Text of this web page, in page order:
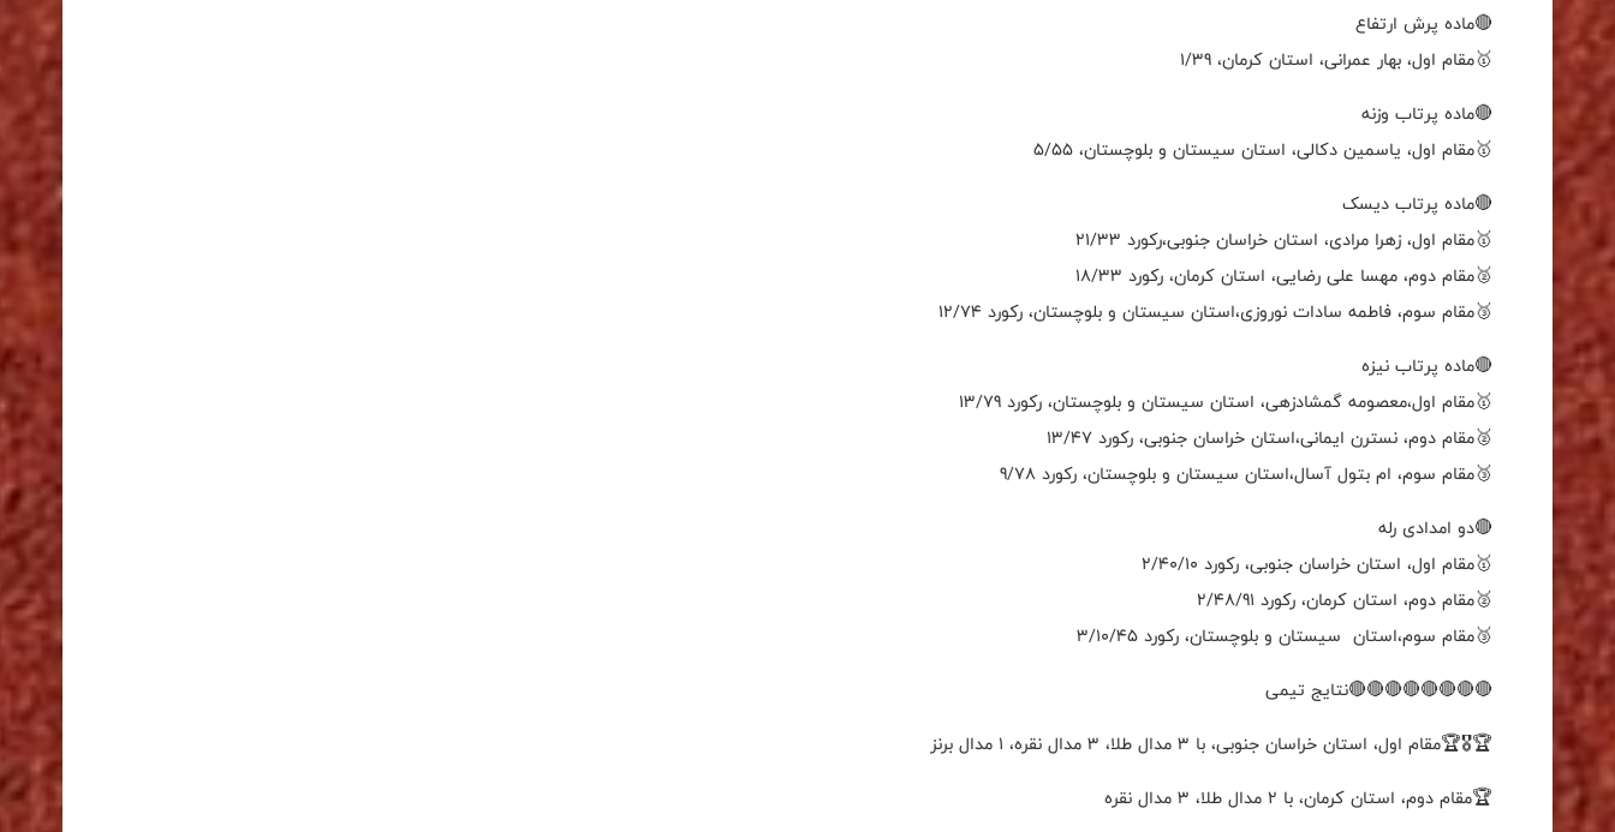
🔴ماده پرش ارتفاع
🥇مقام اول، بهار عمرانی، استان کرمان، 1/39
🔴ماده پرتاب وزنه
🥇مقام اول، یاسمین دکالی، استان سیستان و بلوچستان، 5/55
🔴ماده پرتاب دیسک
🥇مقام اول، زهرا مرادی، استان خراسان جنوبی،رکورد 21/33
🥈مقام دوم، مهسا علی رضایی، استان کرمان، رکورد 18/33
🥉مقام سوم، فاطمه سادات نوروزی،استان سیستان و بلوچستان، رکورد 12/74
🔴ماده پرتاب نیزه
🥇مقام اول،معصومه گمشادزهی، استان سیستان و بلوچستان، رکورد 13/79
🥈مقام دوم، نسترن ایمانی،استان خراسان جنوبی، رکورد 13/47
🥉مقام سوم، ام بتول آسال،استان سیستان و بلوچستان، رکورد 9/78
🔴دو امدادی رله
🥇مقام اول، استان خراسان جنوبی، رکورد 2/40/10
🥈مقام دوم، استان کرمان، رکورد 2/48/91
🥉مقام سوم،استان سیستان و بلوچستان، رکورد 3/10/45
🔴🔴🔴🔴🔴🔴🔴🔴نتایج تیمی
🏆🎖🏆مقام اول، استان خراسان جنوبی، با 3 مدال طلا، 3 مدال نقره، 1 مدال برنز
🏆مقام دوم، استان کرمان، با 2 مدال طلا، 3 مدال نقره